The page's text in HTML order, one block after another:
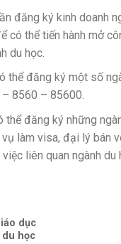
đăng ký kinh doanh
có thể tiến hành mở
du học.
thể đăng ký một số
8560 – 85600.
thể đăng ký những
làm visa, đại lý bán
liên quan ngành du
dục
du học